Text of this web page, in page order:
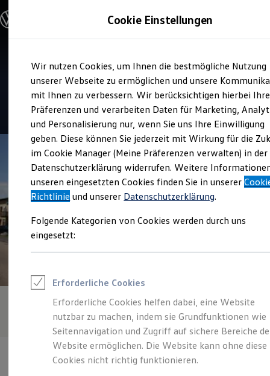
Hauptinhalt
springen
Footer
springen
Modelle und Konfigurator
Modelle vergleichen
Elektroautos
ENERGY Sondermodelle
Nutzfahrzeuge
SUV und CUV
Familienautos
Kombis
Kompaktwagen
Sportwagen
Schnell verfügbare Fahrzeuge
Angebote und Produkte
Aktuelle Angebote
E-Auto-Förderung
Volkswagen Marktplatz
Junge Gebrauchtwagen und Gebrauchtwagen
Volkswagen Zertifizierte Gebrauchtwagen
Zubehör- und Serviceangebote
Leasing
Leasing-Angebote
Gebrauchtwagen Leasing
Junge Gebrauchtwagen-Leasing
Elektroauto Leasing
Kleinwagen-Leasing
Leasing ohne Anzahlung
Finanzierung
Service
Autohaus Eberstein
4.7| 111 Bewertungen
Cookie Einstellungen
Wir nutzen Cookies, um Ihnen die bestmögliche Nutzung
unserer Webseite zu ermöglichen und unsere
mit Ihnen zu verbessern. Wir berücksichtigen hierbei Ihre
Präferenzen und verarbeiten Daten für Marketing,
und Personalisierung nur, wenn Sie uns Ihre Einwilligung
geben. Diese können Sie jederzeit mit Wirkung für die
im Cookie Manager (Meine Präferenzen verwalten) in der
Datenschutzerklärung widerrufen. Weitere
unseren eingesetzten Cookies finden Sie in unserer
Richtlinie und unserer Datenschutzerklärung.
Folgende Kategorien von Cookies werden durch uns
eingesetzt:
Erforderliche Cookies
Erforderliche Cookies helfen dabei, eine Website
nutzbar zu machen, indem sie Grundfunktionen wie
Seitennavigation und Zugriff auf sichere Bereiche
Website ermöglichen. Die Website kann ohne diese
Cookies nicht richtig funktionieren.